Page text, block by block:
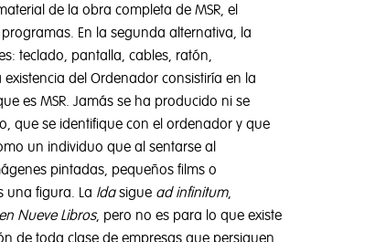
de la obra completa de MSR, el
En la segunda alternativa, la
teclado, pantalla, cables, ratón,
del Ordenador consistiría en la
es MSR. Jamás se ha producido ni se
que se identifique con el ordenador y que
un individuo que al sentarse al
pintadas, pequeños films o
una figura. La Idasigue ad infinitum,
Nueve Libros, pero no es para lo que existe